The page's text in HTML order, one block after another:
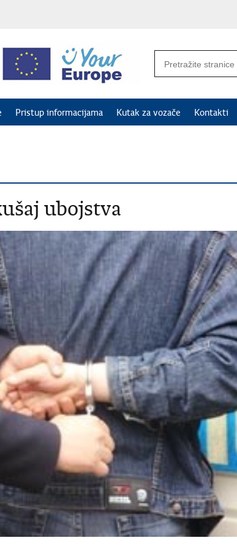
Pristup informacijama Kutak za vozače Kontakti
ubojstva